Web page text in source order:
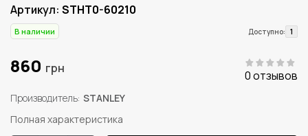
В наличии Доступно: 1
Артикул: STHT0-60210
860 грн 0 отзывов
Производитель STANLEY
Полная характеристика